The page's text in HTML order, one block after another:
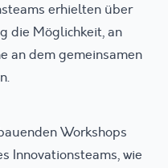
erhielten über
die Möglichkeit, an
an dem gemeinsamen
Workshops
Innovationsteams, wie